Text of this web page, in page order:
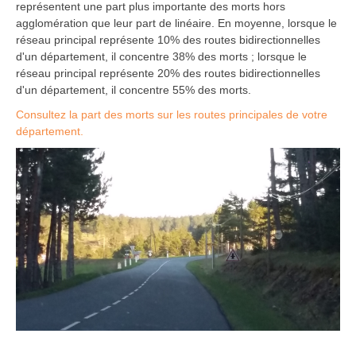
représentent une part plus importante des morts hors
agglomération que leur part de linéaire. En moyenne, lorsque le
réseau principal représente 10% des routes bidirectionnelles
d'un département, il concentre 38% des morts ; lorsque le
réseau principal représente 20% des routes bidirectionnelles
d'un département, il concentre 55% des morts.
Consultez la part des morts sur les routes principales de votre
département.